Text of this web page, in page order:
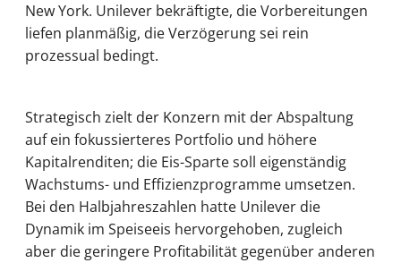
New York. Unilever bekräftigte, die Vorbereitungen
liefen planmäßig, die Verzögerung sei rein
prozessual bedingt.
Strategisch zielt der Konzern mit der Abspaltung
auf ein fokussierteres Portfolio und höhere
Kapitalrenditen; die Eis-Sparte soll eigenständig
Wachstums- und Effizienzprogramme umsetzen.
Bei den Halbjahreszahlen hatte Unilever die
Dynamik im Speiseeis hervorgehoben, zugleich
aber die geringere Profitabilität gegenüber anderen